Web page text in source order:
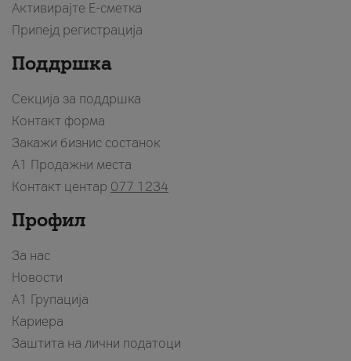
Активирајте Е-сметка
Припејд регистрација
Поддршка
Секција за поддршка
Контакт форма
Закажи бизнис состанок
A1 Продажни места
Контакт центар 077 1234
Профил
За нас
Новости
А1 Групација
Кариера
Заштита на лични податоци